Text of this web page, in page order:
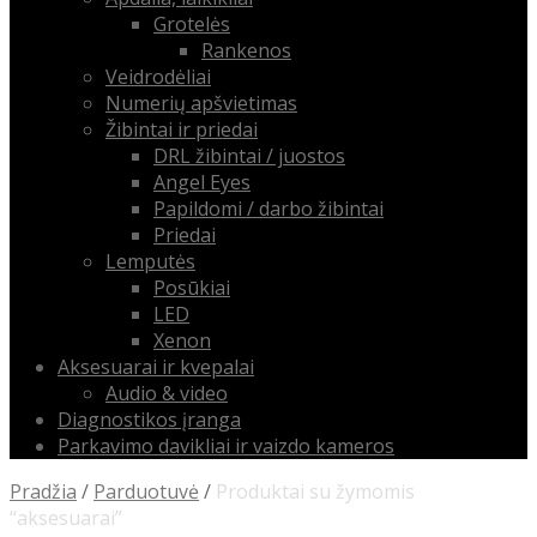
Grotelės
Rankenos
Veidrodėliai
Numerių apšvietimas
Žibintai ir priedai
DRL žibintai / juostos
Angel Eyes
Papildomi / darbo žibintai
Priedai
Lemputės
Posūkiai
LED
Xenon
Aksesuarai ir kvepalai
Audio & video
Diagnostikos įranga
Parkavimo davikliai ir vaizdo kameros
Pradžia / Parduotuvė / Produktai su žymomis
“aksesuarai”